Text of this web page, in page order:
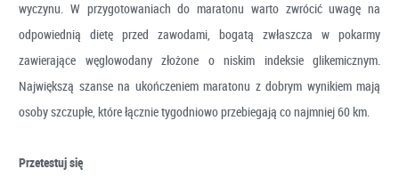
wyczynu. W przygotowaniach do maratonu warto zwrócić uwagę na
odpowiednią dietę przed zawodami, bogatą zwłaszcza w pokarmy
zawierające węglowodany złożone o niskim indeksie glikemicznym.
Największą szanse na ukończeniem maratonu z dobrym wynikiem mają
osoby szczupłe, które łącznie tygodniowo przebiegają co najmniej 60 km.
Przetestuj się